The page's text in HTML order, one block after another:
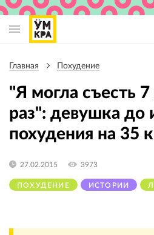
навигации
Главная Похудение
"Я могла съесть 7
раз": девушка до
похудения на 35
ПОХУДЕНИЕ ИСТОРИИ
27.02.2015 3973